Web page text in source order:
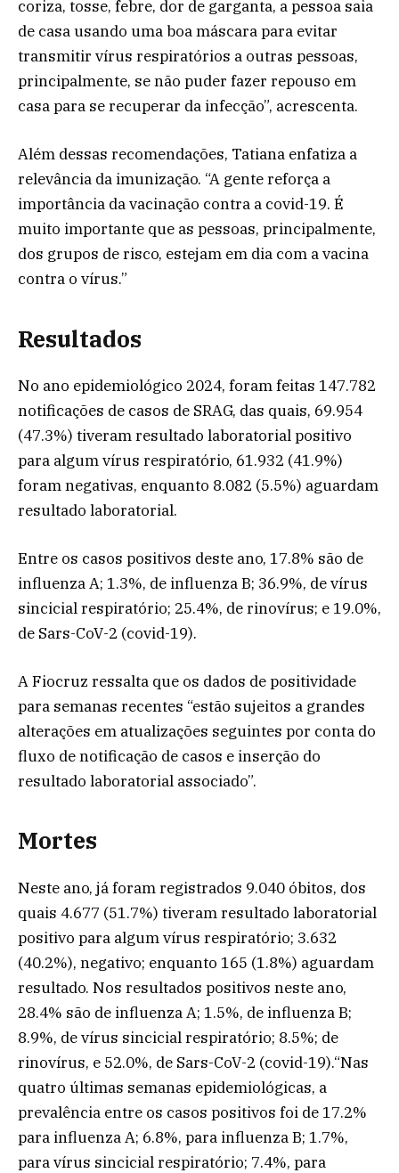
coriza, tosse, febre, dor de garganta, a pessoa saia
de casa usando uma boa máscara para evitar
transmitir vírus respiratórios a outras pessoas,
principalmente, se não puder fazer repouso em
casa para se recuperar da infecção”, acrescenta.
Além dessas recomendações, Tatiana enfatiza a
relevância da imunização. “A gente reforça a
importância da vacinação contra a covid-19. É
muito importante que as pessoas, principalmente,
dos grupos de risco, estejam em dia com a vacina
contra o vírus.”
Resultados
No ano epidemiológico 2024, foram feitas 147.782
notificações de casos de SRAG, das quais, 69.954
(47.3%) tiveram resultado laboratorial positivo
para algum vírus respiratório, 61.932 (41.9%)
foram negativas, enquanto 8.082 (5.5%) aguardam
resultado laboratorial.
Entre os casos positivos deste ano, 17.8% são de
influenza A; 1.3%, de influenza B; 36.9%, de vírus
sincicial respiratório; 25.4%, de rinovírus; e 19.0%,
de Sars-CoV-2 (covid-19).
A Fiocruz ressalta que os dados de positividade
para semanas recentes “estão sujeitos a grandes
alterações em atualizações seguintes por conta do
fluxo de notificação de casos e inserção do
resultado laboratorial associado”.
Mortes
Neste ano, já foram registrados 9.040 óbitos, dos
quais 4.677 (51.7%) tiveram resultado laboratorial
positivo para algum vírus respiratório; 3.632
(40.2%), negativo; enquanto 165 (1.8%) aguardam
resultado. Nos resultados positivos neste ano,
28.4% são de influenza A; 1.5%, de influenza B;
8.9%, de vírus sincicial respiratório; 8.5%; de
rinovírus, e 52.0%, de Sars-CoV-2 (covid-19).“Nas
quatro últimas semanas epidemiológicas, a
prevalência entre os casos positivos foi de 17.2%
para influenza A; 6.8%, para influenza B; 1.7%,
para vírus sincicial respiratório; 7.4%, para